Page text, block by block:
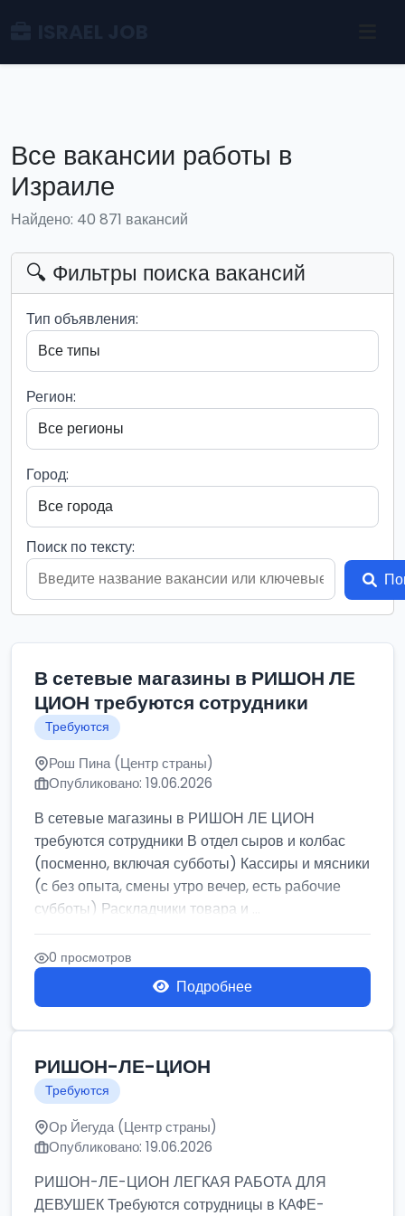
Все вакансии работы в
Израиле
Найдено: 40 871 вакансий
🔍 Фильтры поиска вакансий
Тип объявления:
Регион:
Город:
Поиск по тексту:
В сетевые магазины в РИШОН ЛЕ
ЦИОН требуются сотрудники
Требуются
Рош Пина (Центр страны)
Опубликовано: 19.06.2026
В сетевые магазины в РИШОН ЛЕ ЦИОН
требуются сотрудники В отдел сыров и колбас
(посменно, включая субботы) Кассиры и мясники
(с без опыта, смены утро вечер, есть рабочие
субботы) Раскладчики товара и ...
0 просмотров
Подробнее
РИШОН-ЛЕ-ЦИОН
Требуются
Ор Йегуда (Центр страны)
Опубликовано: 19.06.2026
РИШОН-ЛЕ-ЦИОН ЛЕГКАЯ РАБОТА ДЛЯ
ДЕВУШЕК Требуются сотрудницы в КАФЕ-